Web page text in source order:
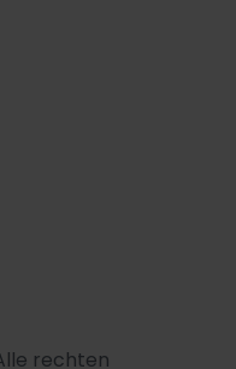
rechten